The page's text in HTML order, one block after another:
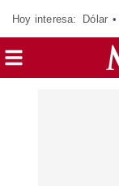
Hoy interesa: Dólar